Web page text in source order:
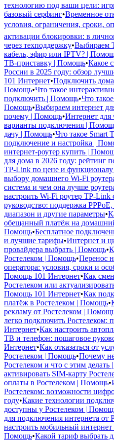
технологию под ваши цели:
базовый серфинг•Временное
условия, ограничения, сроки,
активации блокировки: в
через техподдержку•Выбираем
кабель, эфир или IPTV? |
ТВ-приставку | Помощь•Какое
России в 2025 году: обзор
101 Интернет•Подключить
Помощь•Что такое
подключить | Помощь•Что
Помощь•Выбираем интернет
почему | Помощь•Интернет для
варианты подключения |
дачу | Помощь•Что такое Smart
подключение и настройка |
интернет-роутер купить |
для дома в 2026 году: рейтинг
TP-Link по цене и
выбору домашнего Wi-Fi
система и чем она лучше
настроить Wi-Fi роутер TP-
руководство: поддержка
диапазон и другие параметры•
обещанный платёж на
Помощь•Бесплатное
и лучшие тарифы•Интернет и
провайдера выбрать | Помощь•
Ростелеком | Помощь•Перенос
оператора: условия, сроки и
Помощь 101 Интернет•Как
Ростелеком или
Помощь 101 Интернет•Как
платёж в Ростелеком | Помощь•
рекламу от Ростелеком |
легко подключить
Интернет•Как настроить
ТВ и телефон: пошаговое
Интернет•Как отказаться от
Ростелеком | Помощь•Почему
Ростелеком и что с этим
активировать SIM-карту
оплаты в Ростелеком | Помощь•
Ростелеком: возможности
году•Какие технологии
доступны у Ростелеком |
для подключения интернета от
настроить мобильный интернет
Помощь•Какой тариф выбрать